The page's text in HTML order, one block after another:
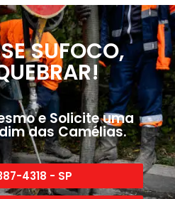
SUFOCO,
e Solicite uma
das Camélias.
4318 - SP